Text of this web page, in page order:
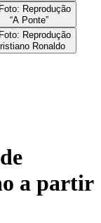
“A Ponte”
Ronaldo
a partir